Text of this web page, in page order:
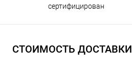
сертифицирован
СТОИМОСТЬ ДОСТАВКИ